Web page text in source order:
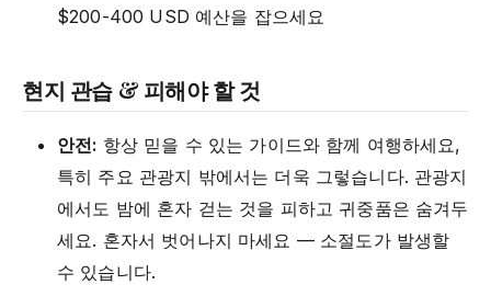
$200-400 USD 예산을 잡으세요
현지 관습 & 피해야 할 것
안전: 항상 믿을 수 있는 가이드와 함께 여행하세요,
특히 주요 관광지 밖에서는 더욱 그렇습니다. 관광지
에서도 밤에 혼자 걷는 것을 피하고 귀중품은 숨겨두
세요. 혼자서 벗어나지 마세요 — 소절도가 발생할
수 있습니다.